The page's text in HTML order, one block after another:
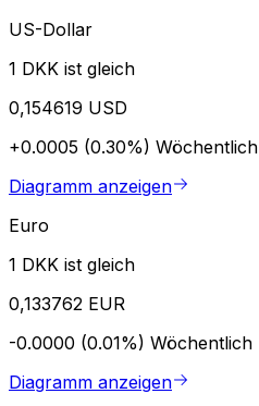
US-Dollar
1 DKK ist gleich
0,154619 USD
+0.0005 (0.30%) Wöchentlich
Diagramm anzeigen
Euro
1 DKK ist gleich
0,133762 EUR
-0.0000 (0.01%) Wöchentlich
Diagramm anzeigen